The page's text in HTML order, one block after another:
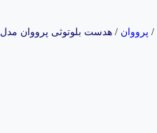
/ پرووان / هدست بلوتوثی پرووان مدل PHB3560